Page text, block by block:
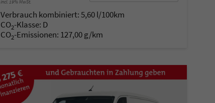
incl. 19% MwSt.
Verbrauch kombiniert:5,60 l/100km
CO2-Klasse: D
CO2-Emissionen: 127,00 g/km